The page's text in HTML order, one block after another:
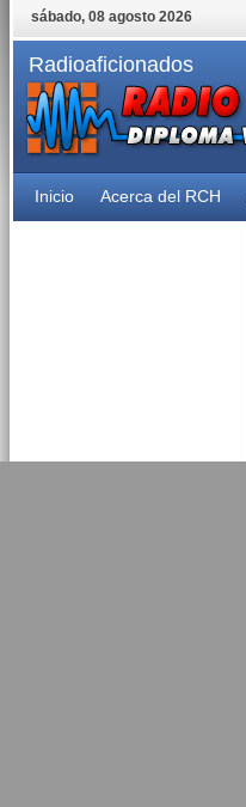
sábado, 08 agosto 2026
Radioaficionados
Inicio Acerca del RCH